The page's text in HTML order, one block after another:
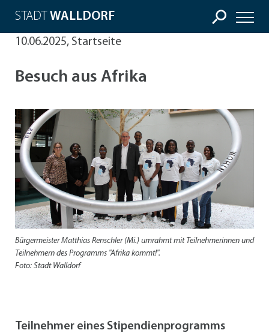
STADT WALLDORF
10.06.2025, Startseite
Besuch aus Afrika
Bürgermeister Matthias Renschler (Mi.) umrahmt mit Teilnehmerinnen und
Teilnehmern des Programms "Afrika kommt!".
Foto: Stadt Walldorf
Teilnehmer eines Stipendienprogramms